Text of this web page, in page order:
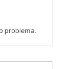
problema.